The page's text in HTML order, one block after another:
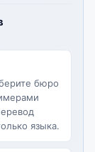
бюро
языка.